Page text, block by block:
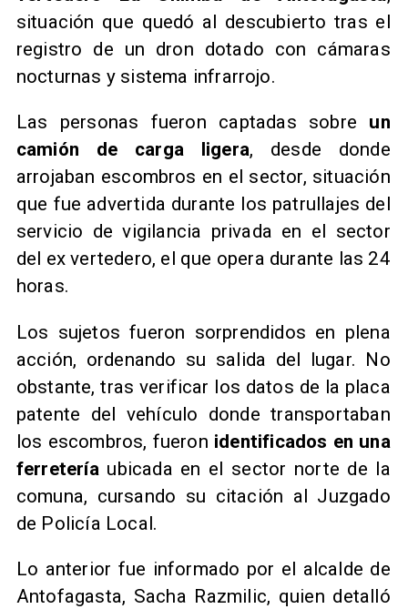
situación que quedó al descubierto tras el
registro de un dron dotado con cámaras
nocturnas y sistema infrarrojo.
Las personas fueron captadas sobre un
camión de carga ligera, desde donde
arrojaban escombros en el sector, situación
que fue advertida durante los patrullajes del
servicio de vigilancia privada en el sector
del ex vertedero, el que opera durante las 24
horas.
Los sujetos fueron sorprendidos en plena
acción, ordenando su salida del lugar. No
obstante, tras verificar los datos de la placa
patente del vehículo donde transportaban
los escombros, fueron identificados en una
ferretería ubicada en el sector norte de la
comuna, cursando su citación al Juzgado
de Policía Local.
Lo anterior fue informado por el alcalde de
Antofagasta, Sacha Razmilic, quien detalló